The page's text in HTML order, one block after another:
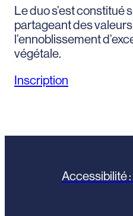
Le duo s’est constitué
partageant des
l’ennoblissement
végétale.
Inscription
Accessibilité